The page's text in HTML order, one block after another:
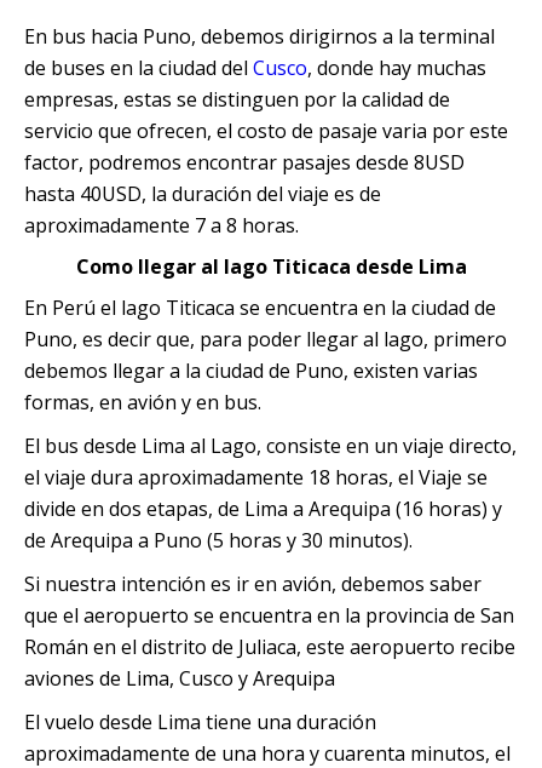
En bus hacia Puno, debemos dirigirnos a la terminal
de buses en la ciudad del Cusco, donde hay muchas
empresas, estas se distinguen por la calidad de
servicio que ofrecen, el costo de pasaje varia por este
factor, podremos encontrar pasajes desde 8USD
hasta 40USD, la duración del viaje es de
aproximadamente 7 a 8 horas.
Como llegar al lago Titicaca desde Lima
En Perú el lago Titicaca se encuentra en la ciudad de
Puno, es decir que, para poder llegar al lago, primero
debemos llegar a la ciudad de Puno, existen varias
formas, en avión y en bus.
El bus desde Lima al Lago, consiste en un viaje directo,
el viaje dura aproximadamente 18 horas, el Viaje se
divide en dos etapas, de Lima a Arequipa (16 horas) y
de Arequipa a Puno (5 horas y 30 minutos).
Si nuestra intención es ir en avión, debemos saber
que el aeropuerto se encuentra en la provincia de San
Román en el distrito de Juliaca, este aeropuerto recibe
aviones de Lima, Cusco y Arequipa
El vuelo desde Lima tiene una duración
aproximadamente de una hora y cuarenta minutos, el